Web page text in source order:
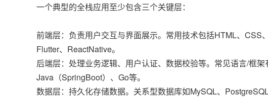
一个典型的全栈应用至少包含三个关键层：
前端层：负责用户交互与界面展示。常用技术包括HTML、
Flutter、ReactNative。
后端层：处理业务逻辑、用户认证、数据校验等。常见语言/框
Java（SpringBoot）、Go等。
数据层：持久化存储数据。关系型数据库如MySQL、